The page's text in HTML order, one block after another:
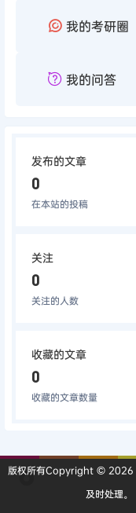
我的考研圈
我的问答
发布的文章
0
在本站的投稿
关注
0
关注的人数
收藏的文章
0
收藏的文章数量
版权所有Copyright © 2026
及时处理。